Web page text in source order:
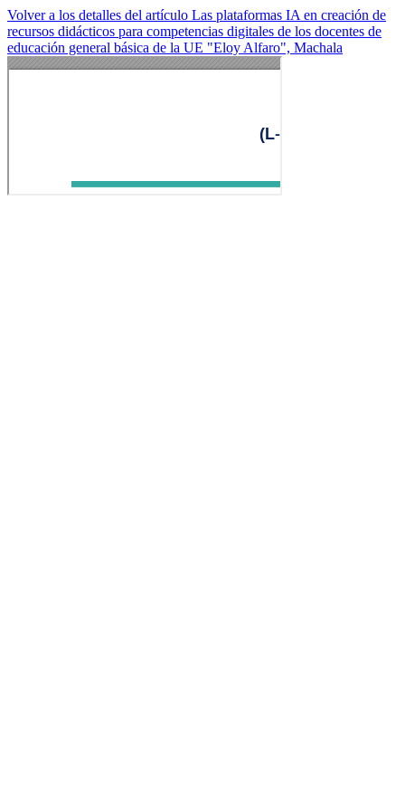
Volver a los detalles del artículo Las plataformas IA en creación de
recursos didácticos para competencias digitales de los docentes de
educación general básica de la UE "Eloy Alfaro", Machala